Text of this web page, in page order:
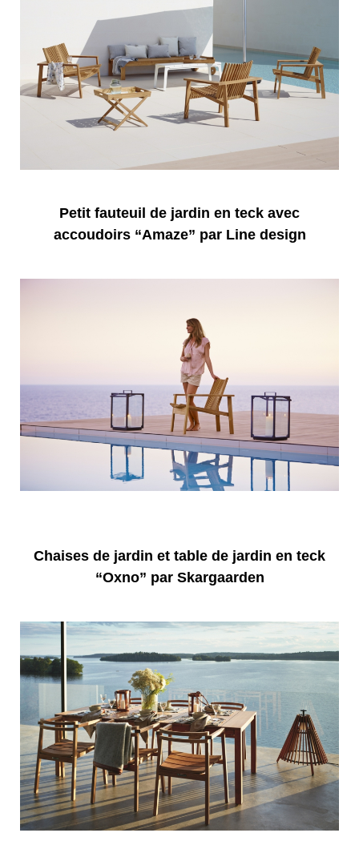
Petit fauteuil de jardin en teck avec
accoudoirs “Amaze” par Line design
Chaises de jardin et table de jardin en teck
“Oxno” par Skargaarden